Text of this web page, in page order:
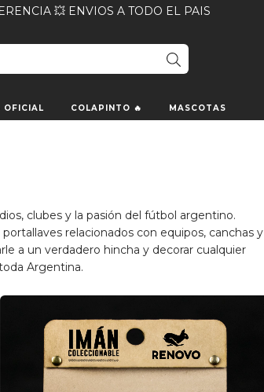
💥 ENVIOS A TODO EL PAIS
OFICIAL COLAPINTO 🔥 MASCOTAS
clubes y la pasión del fútbol argentino.
relacionados con equipos, canchas y
a un verdadero hincha y decorar cualquier
Argentina.